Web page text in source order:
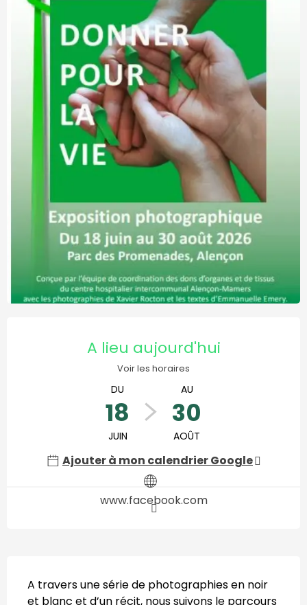
A lieu aujourd'hui
Voir les horaires
DU
18
JUIN
AU
30
AOÛT
Ajouter à mon calendrier Google
www.facebook.com
A travers une série de photographies en noir
et blanc et d’un récit, nous suivons le parcours